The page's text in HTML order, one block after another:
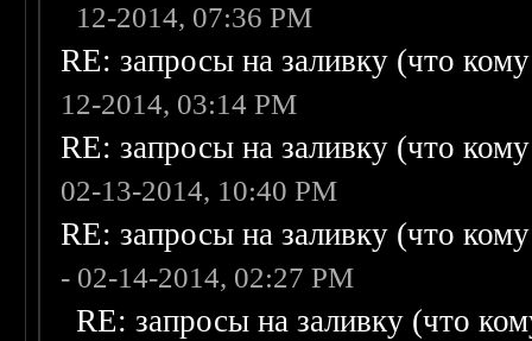
12-2014, 07:36 PM
RE: запросы на заливку (что
12-2014, 03:14 PM
RE: запросы на заливку (что
02-13-2014, 10:40 PM
RE: запросы на заливку (что
- 02-14-2014, 02:27 PM
RE: запросы на заливку (что